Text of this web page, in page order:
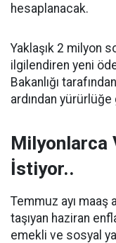
hesaplanacak.
Yaklaşık 2 milyon
ilgilendiren yeni
Bakanlığı
ardından
Milyonlarca
İstiyor..
Temmuz ayı maaş
taşıyan haziran
emekli ve sosyal